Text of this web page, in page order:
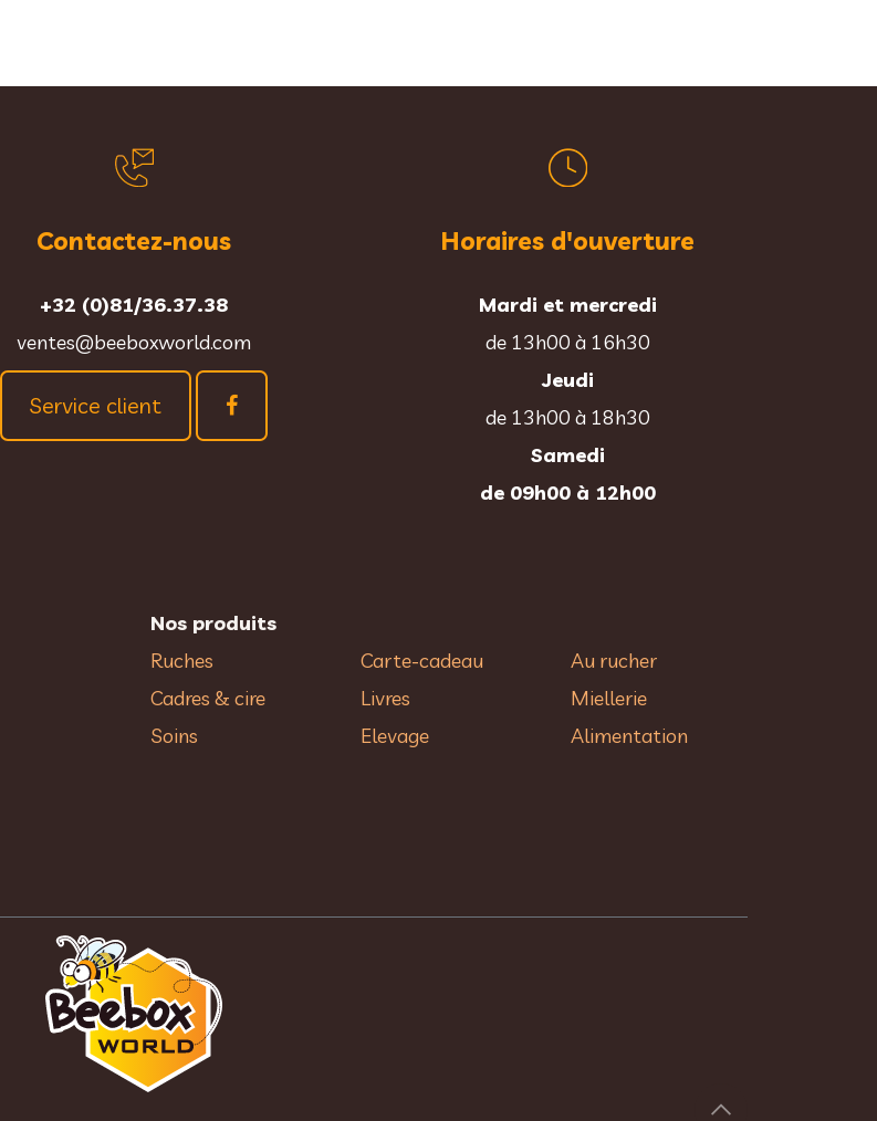
Contactez-nous
+32 (0)81/36.37.38
ventes@beeboxworld.com
Service client
Horaires d'ouverture
Mardi et mercredi
de 13h00 à 16h30
Jeudi
de 13h00 à 18h30
Samedi
de 09h00 à 12h00
Nos produits
Ruches
Cadres & cire
Soins
Carte-cadeau
Livres
Elevage
Au rucher​
Miellerie
Alimentation